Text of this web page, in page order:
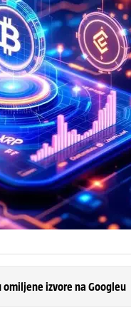
omiljene izvore na Googleu